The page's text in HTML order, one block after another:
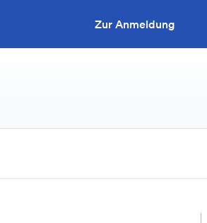
Zur Anmeldung